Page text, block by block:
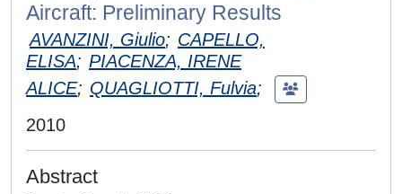
Aircraft: Preliminary Results
AVANZINI, Giulio; CAPELLO,
ELISA; PIACENZA, IRENE
ALICE; QUAGLIOTTI, Fulvia;
2010
Abstract